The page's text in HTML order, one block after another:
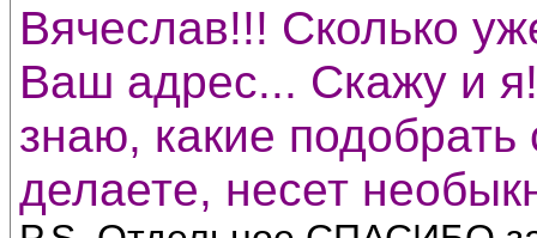
Вячеслав!!! Сколько
Ваш адрес... Скажу и
знаю, какие
делаете, несет